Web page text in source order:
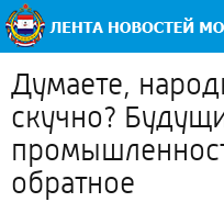
Думаете,
скучно?
обратное